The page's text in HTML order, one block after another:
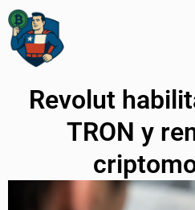
Revolut
TRON y